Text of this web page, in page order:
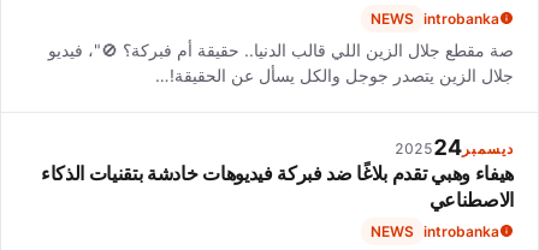
introbanka
NEWS
صة مقطع جلال الزين اللي قالب الدنيا.. حقيقة أم فبركة؟ 🚫"، فيديو
جلال الزين يتصدر جوجل والكل يسأل عن الحقيقة!…
ديسمبر 24
2025
هيفاء وهبي تقدم بلاغًا ضد فبركة فيديوهات خادشة بتقنيات الذكاء
الاصطناعي
introbanka
NEWS